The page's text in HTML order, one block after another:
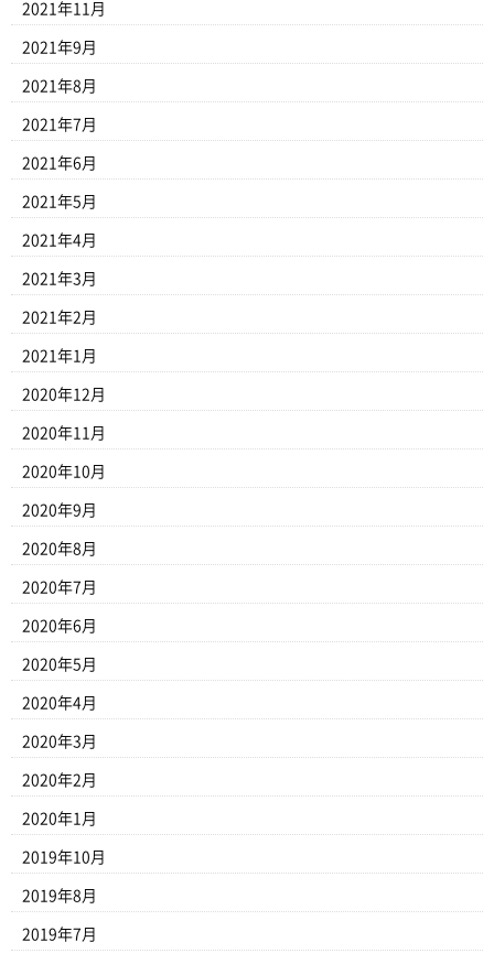
2021年11月
2021年9月
2021年8月
2021年7月
2021年6月
2021年5月
2021年4月
2021年3月
2021年2月
2021年1月
2020年12月
2020年11月
2020年10月
2020年9月
2020年8月
2020年7月
2020年6月
2020年5月
2020年4月
2020年3月
2020年2月
2020年1月
2019年10月
2019年8月
2019年7月